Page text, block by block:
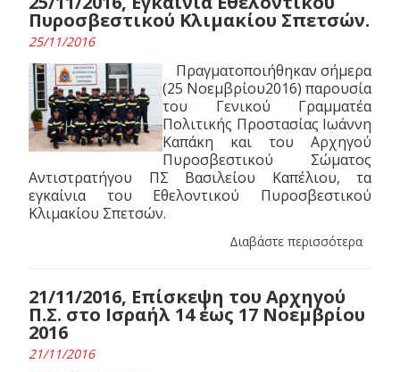
Πυροσβεστικού Κλιμακίου Σπετσών.
25/11/2016
Πραγματοποιήθηκαν σήμερα
(25 Νοεμβρίου2016) παρουσία
του Γενικού Γραμματέα
Πολιτικής Προστασίας Ιωάννη
Καπάκη και του Αρχηγού
Πυροσβεστικού Σώματος
Αντιστρατήγου ΠΣ Βασιλείου Καπέλιου, τα
εγκαίνια του Εθελοντικού Πυροσβεστικού
Κλιμακίου Σπετσών.
Διαβάστε περισσότερα
21/11/2016, Επίσκεψη του Αρχηγού
Π.Σ. στο Ισραήλ 14 έως 17 Νοεμβρίου
2016
21/11/2016